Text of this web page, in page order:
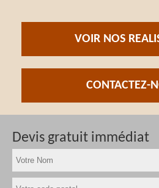
VOIR NOS
CONTACTEZ-
Devis gratuit immédiat